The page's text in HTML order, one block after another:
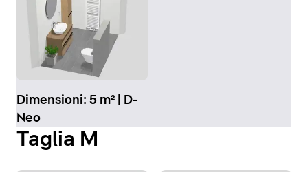
Dimensioni: 5 m² | D-
Neo
Taglia M